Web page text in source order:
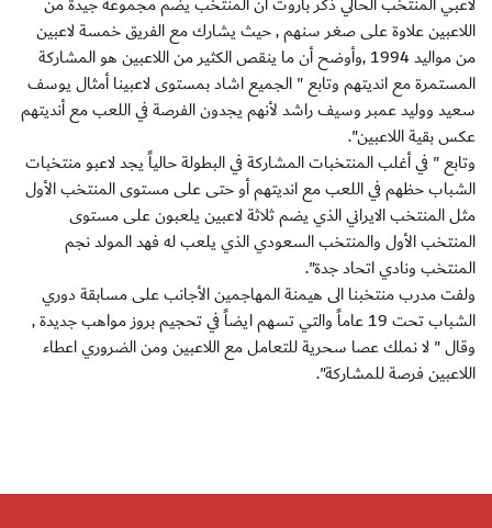
اللاعبين علاوة على صغر سنهم , حيث يشارك مع الفريق خمسة لاعبين
من مواليد 1994 ,وأوضح أن ما ينقص الكثير من اللاعبين هو المشاركة
المستمرة مع انديتهم وتابع " الجميع اشاد بمستوى لاعبينا أمثال يوسف
سعيد ووليد عمبر وسيف راشد لأنهم يجدون الفرصة في اللعب مع أنديتهم
عكس بقية اللاعبين".
وتابع " في أغلب المنتخبات المشاركة في البطولة حالياً يجد لاعبو منتخبات
الشباب حظهم في اللعب مع انديتهم أو حتى على مستوى المنتخب الأول
مثل المنتخب الايراني الذي يضم ثلاثة لاعبين يلعبون على مستوى
المنتخب الأول والمنتخب السعودي الذي يلعب له فهد المولد نجم
المنتخب ونادي اتحاد جدة".
ولفت مدرب منتخبنا الى هيمنة المهاجمين الأجانب على مسابقة دوري
الشباب تحت 19 عاماً والتي تسهم ايضاً في تحجيم بروز مواهب جديدة ,
وقال " لا نملك عصا سحرية للتعامل مع اللاعبين ومن الضروري اعطاء
اللاعبين فرصة للمشاركة".